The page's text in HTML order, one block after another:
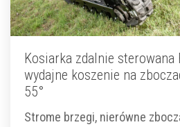
Kosiarka zdalnie sterowana
wydajne koszenie na
55°
Strome brzegi, nierówne